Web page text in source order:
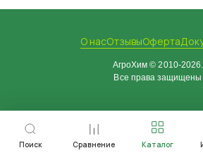
Поиск Сравнение Каталог
О насОтзывыОферта
АгроХим © 2010-2026.
Все права защищены